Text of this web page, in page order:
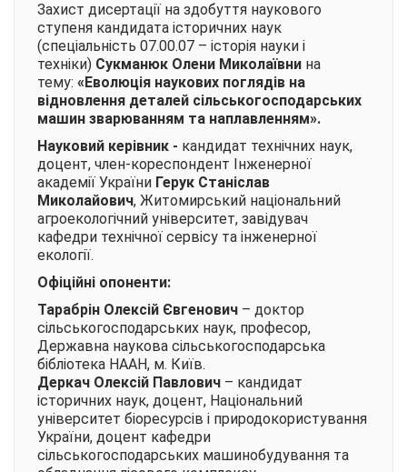
Захист дисертації на здобуття наукового
ступеня кандидата історичних наук
(спеціальність 07.00.07 – історія науки і
техніки) Сукманюк Олени Миколаївни на
тему: «Еволюція наукових поглядів на
відновлення деталей сільськогосподарських
машин зварюванням та наплавленням».
Науковий керівник - кандидат технічних наук,
доцент, член-кореспондент Інженерної
академії України Герук Станіслав
Миколайович, Житомирський національний
агроекологічний університет, завідувач
кафедри технічної сервісу та інженерної
екології.
Офіційні опоненти:
Тарабрін Олексій Євгенович – доктор
сільськогосподарських наук, професор,
Державна наукова сільськогосподарська
бібліотека НААН, м. Київ.
Деркач Олексій Павлович – кандидат
історичних наук, доцент, Національний
університет біоресурсів і природокористування
України, доцент кафедри
сільськогосподарських машинобудування та